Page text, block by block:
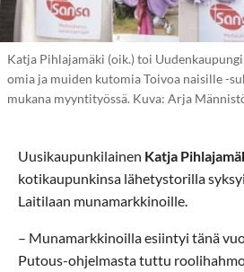
Katja Pihlajamäki (oik.) toi
omia ja muiden kutomia Toivoa naisille -
mukana myyntityössä. Kuva: Arja
Uusikaupunkilainen Katja
kotikaupunkinsa lähetystorilla
Laitilaan munamarkkinoille.
– Munamarkkinoilla esiintyi tänä
Putous-ohjelmasta tuttu